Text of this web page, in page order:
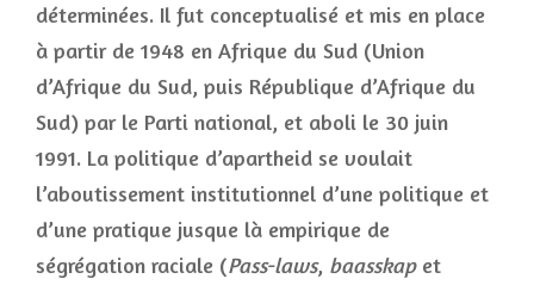
déterminées. Il fut conceptualisé et mis en place
à partir de 1948 en Afrique du Sud (Union
d’Afrique du Sud, puis République d’Afrique du
Sud) par le Parti national, et aboli le 30 juin
1991. La politique d’apartheid se voulait
l’aboutissement institutionnel d’une politique et
d’une pratique jusque là empirique de
ségrégation raciale (Pass-laws, baasskapet